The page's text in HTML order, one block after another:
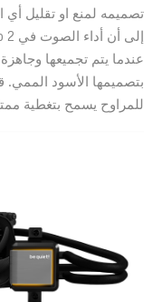
تصميمه لمنع او تقليل أي
إلى أن أداء الصوت في Silent Loop 2 يجب أن يكون ممتازًا.
بتصميمها الأسود الممي.
للمراوح يسمح بتغطية